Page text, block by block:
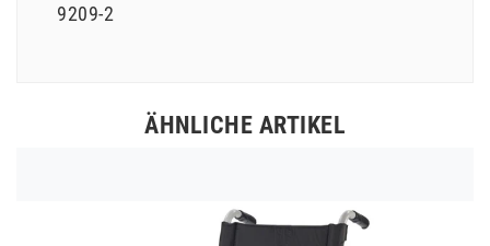
9209-2
ÄHNLICHE ARTIKEL